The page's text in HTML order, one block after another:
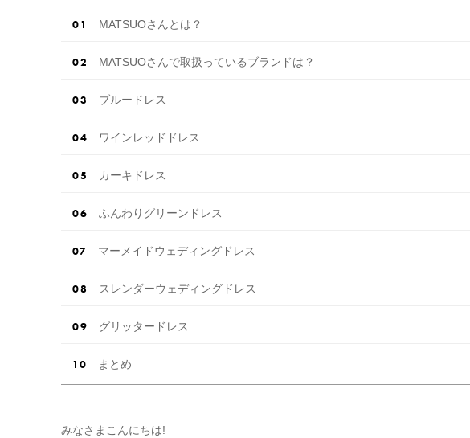
MATSUOさんとは？
MATSUOさんで取扱っているブランドは？
ブルードレス
ワインレッドドレス
カーキドレス
ふんわりグリーンドレス
マーメイドウェディングドレス
スレンダーウェディングドレス
グリッタードレス
まとめ
みなさまこんにちは!